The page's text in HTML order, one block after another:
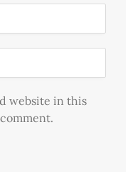
website in this